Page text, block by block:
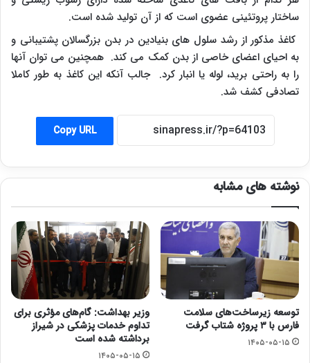
ساختار پروتئینی عضوی است که از آن تولید شده است.
کاغذ مذکور از رشد سلول های بنیادین در بدن بزرگسالان پشتیبانی و
به احیای اعضای خاصی از بدن کمک می کند. همچنین می توان آنها
را به راحتی برید، لوله یا انبار کرد. جالب آنکه این کاغذ به طور کاملا
تصادفی کشف شد.
Copy URL
نوشته های مشابه
توسعه زیرساخت‌های سلامت
فارس با ۳ پروژه شتاب گرفت
۱۴۰۵-۰۵-۱۵
وزیر بهداشت: گام‌های مؤثری برای
تداوم خدمات پزشکی در شیراز
برداشته شده است
۱۴۰۵-۰۵-۱۵